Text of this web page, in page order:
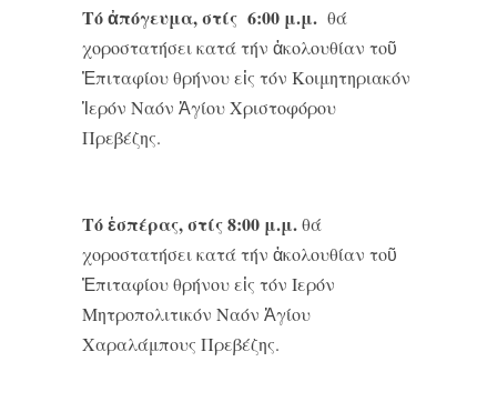
Τό ἀπόγευμα, στίς 6:00 μ.μ. θά
χοροστατήσει κατά τήν ἀκολουθίαν τοῦ
Ἐπιταφίου θρήνου εἰς τόν Κοιμητηριακόν
Ἱερόν Ναόν Ἁγίου Χριστοφόρου
Πρεβέζης.
Τό ἑσπέρας, στίς 8:00 μ.μ.θά
χοροστατήσει κατά τήν ἀκολουθίαν τοῦ
Ἐπιταφίου θρήνου εἰς τόν Ιερόν
Μητροπολιτικόν Ναόν Ἁγίου
Χαραλάμπους Πρεβέζης.